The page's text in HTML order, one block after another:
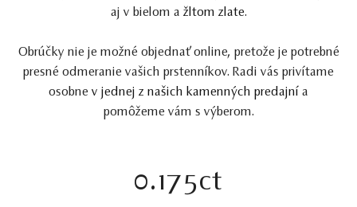
aj v bielom a žltom zlate.
Obrúčky nie je možné objednať online, pretože je potrebné
presné odmeranie vašich prstenníkov. Radi vás privítame
osobne v jednej z našich kamenných predajní a
pomôžeme vám s výberom.
0.175ct